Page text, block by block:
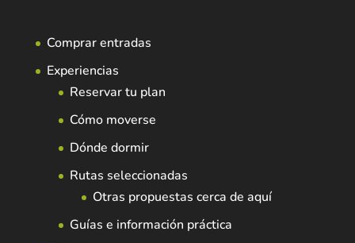
Comprar entradas
Experiencias
Reservar tu plan
Cómo moverse
Dónde dormir
Rutas seleccionadas
Otras propuestas cerca de aquí
Guías e información práctica